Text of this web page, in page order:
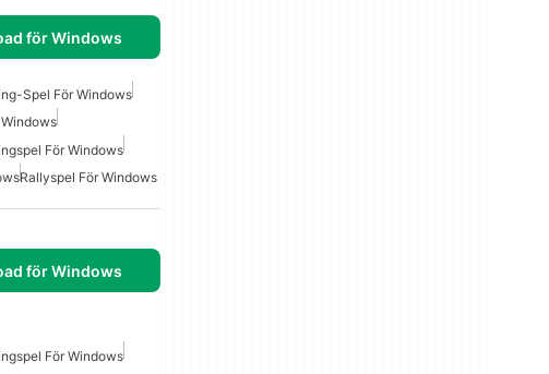
för Windows
Spel För Windows
För Windows
Rallyspel För Windows
för Windows
För Windows